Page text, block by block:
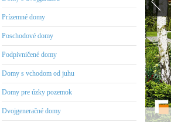
Prízemné domy
Poschodové domy
Podpivničené domy
Domy s vchodom od juhu
Domy pre úzky pozemok
Dvojgeneračné domy